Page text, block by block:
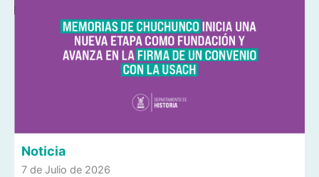
Noticia
7 de Julio de 2026